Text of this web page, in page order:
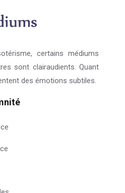
certains médiums
sont clairaudients. Quant
des émotions subtiles.